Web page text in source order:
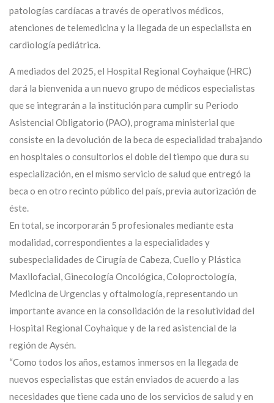
patologías cardíacas a través de operativos médicos,
atenciones de telemedicina y la llegada de un especialista en
cardiología pediátrica.
A mediados del 2025, el Hospital Regional Coyhaique (HRC)
dará la bienvenida a un nuevo grupo de médicos especialistas
que se integrarán a la institución para cumplir su Periodo
Asistencial Obligatorio (PAO), programa ministerial que
consiste en la devolución de la beca de especialidad trabajando
en hospitales o consultorios el doble del tiempo que dura su
especialización, en el mismo servicio de salud que entregó la
beca o en otro recinto público del país, previa autorización de
éste.
En total, se incorporarán 5 profesionales mediante esta
modalidad, correspondientes a la especialidades y
subespecialidades de Cirugía de Cabeza, Cuello y Plástica
Maxilofacial, Ginecología Oncológica, Coloproctología,
Medicina de Urgencias y oftalmología, representando un
importante avance en la consolidación de la resolutividad del
Hospital Regional Coyhaique y de la red asistencial de la
región de Aysén.
“Como todos los años, estamos inmersos en la llegada de
nuevos especialistas que están enviados de acuerdo a las
necesidades que tiene cada uno de los servicios de salud y en